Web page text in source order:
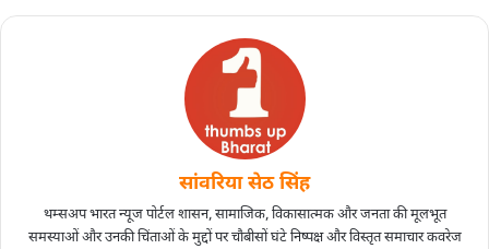
सांवरिया सेठ सिंह
थम्सअप भारत न्यूज पोर्टल शासन, सामाजिक, विकासात्मक और जनता की मूलभूत
समस्याओं और उनकी चिंताओं के मुद्दों पर चौबीसों घंटे निष्पक्ष और विस्तृत समाचार कवरेज